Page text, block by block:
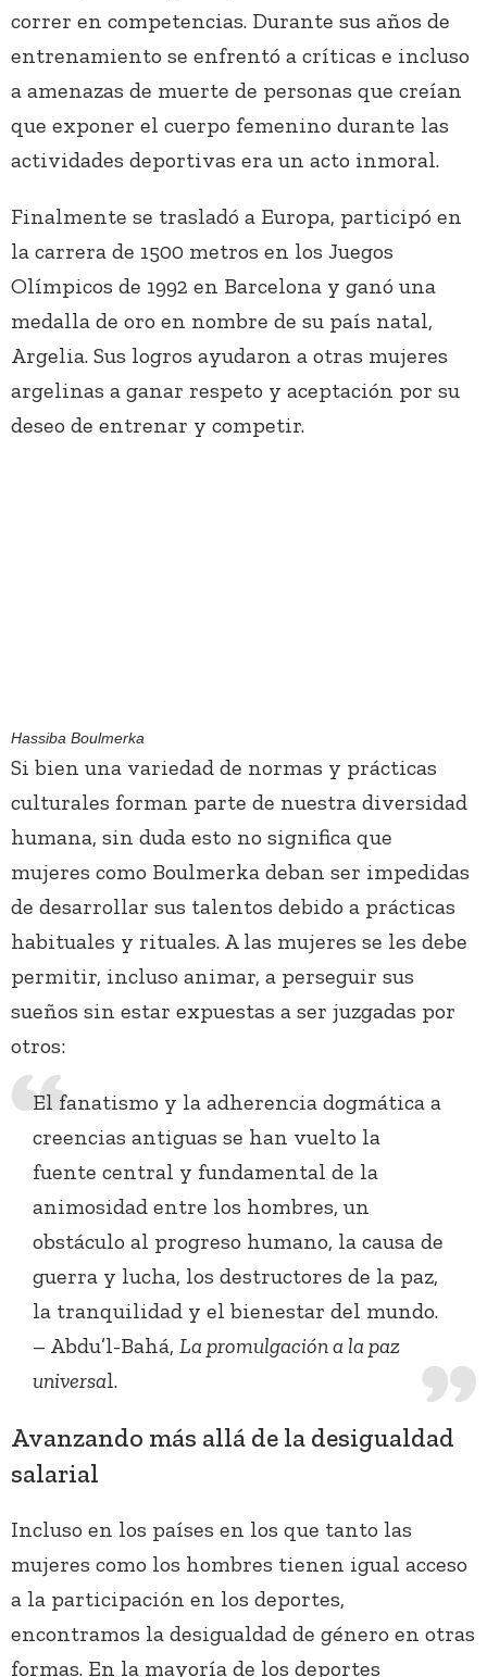
correr en competencias. Durante sus años de
entrenamiento se enfrentó a críticas e incluso
a amenazas de muerte de personas que creían
que exponer el cuerpo femenino durante las
actividades deportivas era un acto inmoral.
Finalmente se trasladó a Europa, participó en
la carrera de 1500 metros en los Juegos
Olímpicos de 1992 en Barcelona y ganó una
medalla de oro en nombre de su país natal,
Argelia. Sus logros ayudaron a otras mujeres
argelinas a ganar respeto y aceptación por su
deseo de entrenar y competir.
Hassiba Boulmerka
Si bien una variedad de normas y prácticas
culturales forman parte de nuestra diversidad
humana, sin duda esto no significa que
mujeres como Boulmerka deban ser impedidas
de desarrollar sus talentos debido a prácticas
habituales y rituales. A las mujeres se les debe
permitir, incluso animar, a perseguir sus
sueños sin estar expuestas a ser juzgadas por
otros:
El fanatismo y la adherencia dogmática a
creencias antiguas se han vuelto la
fuente central y fundamental de la
animosidad entre los hombres, un
obstáculo al progreso humano, la causa de
guerra y lucha, los destructores de la paz,
la tranquilidad y el bienestar del mundo.
– Abdu’l-Bahá, La promulgación a la paz
universal.
Avanzando más allá de la desigualdad
salarial
Incluso en los países en los que tanto las
mujeres como los hombres tienen igual acceso
a la participación en los deportes,
encontramos la desigualdad de género en otras
formas. En la mayoría de los deportes